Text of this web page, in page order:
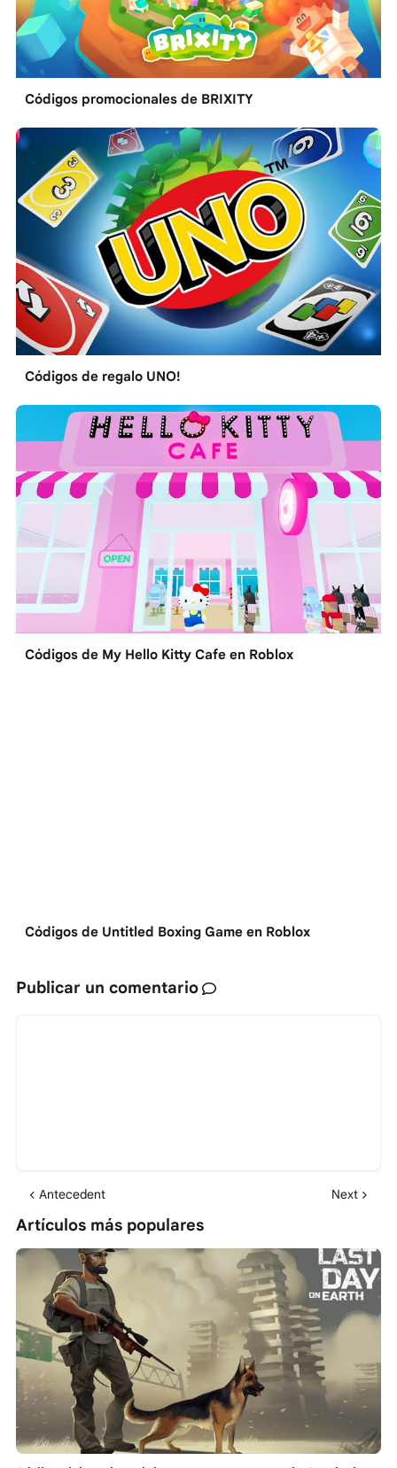
Códigos promocionales de BRIXITY
Códigos de regalo UNO!
Códigos de My Hello Kitty Cafe en Roblox
Códigos de Untitled Boxing Game en Roblox
Publicar un comentario
Antecedent Next
Artículos más populares